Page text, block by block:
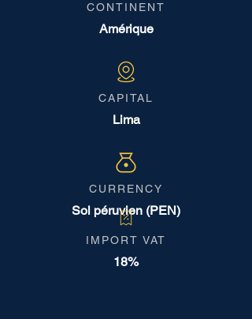
CONTINENT
Amérique
CAPITAL
Lima
CURRENCY
Sol péruvien (PEN)
IMPORT VAT
18%